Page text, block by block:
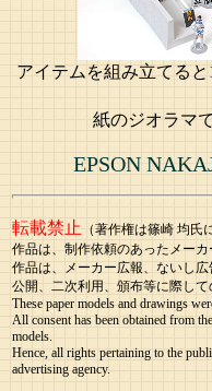
アイテムを組み立てる
紙のジオラマ
EPSON
転載禁止（著作権は篠崎 均氏
作品は、制作依頼のあったメー
作品は、メーカー広報、ないし
公開、二次利用、頒布等に際し
These paper models and drawings
All consent has been obtained from
models.
Hence, all rights pertaining to the
advertising agency.